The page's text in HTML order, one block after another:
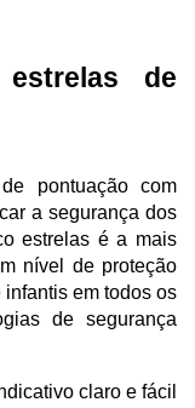
de
pontuação com
a segurança dos
estrelas é a mais
nível de proteção
em todos os
de segurança
claro e fácil